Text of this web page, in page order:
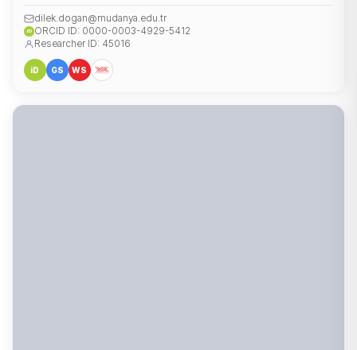
dilek.dogan@mudanya.edu.tr
iD ORCID ID: 0000-0003-4929-5412
Researcher ID: 45016
iD GS WS